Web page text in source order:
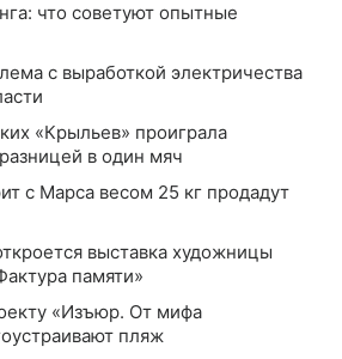
что советуют опытные
с выработкой электричества
«Крыльев» проиграла
в один мяч
с Марса весом 25 кг продадут
выставка художницы
памяти»
«Изъюр. От мифа
пляж